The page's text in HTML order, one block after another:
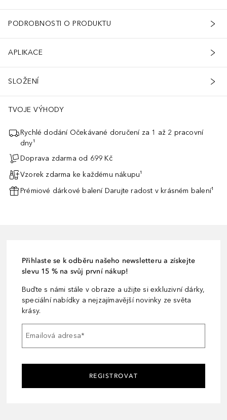
PODROBNOSTI O PRODUKTU
APLIKACE
SLOŽENÍ
TVOJE VÝHODY
Rychlé dodání Očekávané doručení za 1 až 2 pracovní
dny¹
Doprava zdarma od 699 Kč
Vzorek zdarma ke každému nákupu¹
Prémiové dárkové balení Darujte radost v krásném balení¹
Přihlaste se k odběru našeho newsletteru a získejte
slevu 15 % na svůj první nákup!
Buďte s námi stále v obraze a užijte si exkluzivní dárky,
speciální nabídky a nejzajímavější novinky ze světa
krásy.
Emailová adresa*
REGISTROVAT